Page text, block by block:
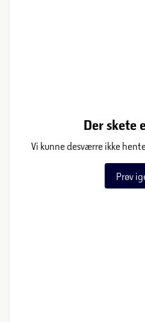
Der skete
Vi kunne desværre ikke
Prøv